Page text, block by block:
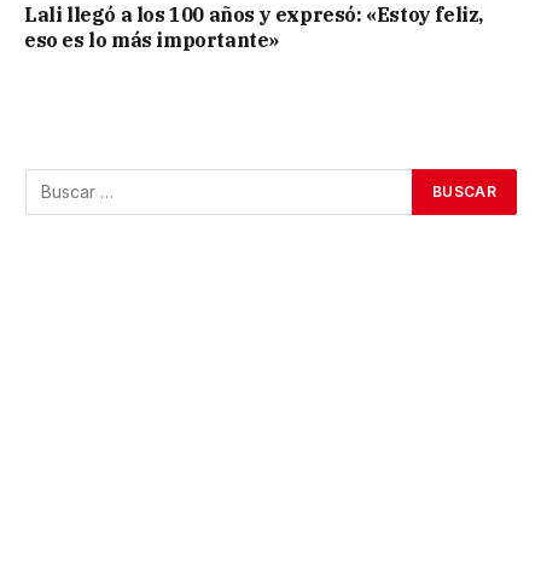
Lali llegó a los 100 años y expresó: «Estoy feliz,
eso es lo más importante»